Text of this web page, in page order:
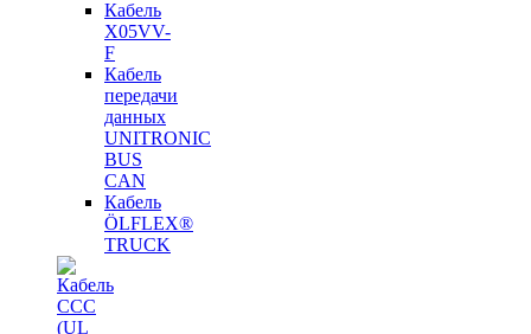
Кабель
X05VV-
F
Кабель
передачи
данных
UNITRONIC
BUS
CAN
Кабель
ÖLFLEX®
TRUCK